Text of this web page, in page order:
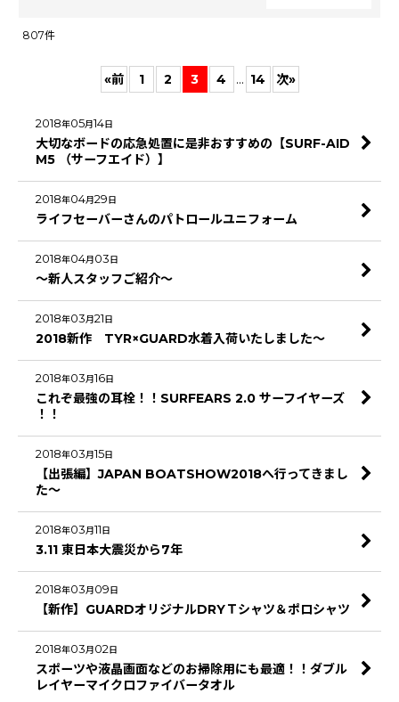
807件
«前 1 2 3 4 ... 14 次»
2018年05月14日
大切なボードの応急処置に是非おすすめの【SURF-AID
M5 （サーフエイド）】
2018年04月29 日
ライフセーバーさんのパトロールユニフォーム
2018年04月 03 日
～新人スタッフご紹介～
2018年03月21 日
2018新作 TYR×GUARD水着入荷いたしました～
2018年03月16日
これぞ最強の耳栓！！SURFEARS 2.0 サーフイヤーズ
！！
2018年03月15日
【出張編】JAPAN BOATSHOW2018へ行ってきまし
た～
2018年03月11 日
3.11 東日本大震災から7年
2018年03月 09 日
【新作】GUARDオリジナルDRYＴシャツ＆ポロシャツ
2018年03月 02日
スポーツや液晶画面などのお掃除用にも最適！！ダブル
レイヤーマイクロファイバータオル